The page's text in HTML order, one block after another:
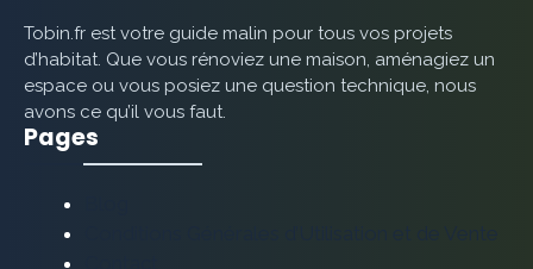
Tobin.fr est votre guide malin pour tous vos projets
d’habitat. Que vous rénoviez une maison, aménagiez un
espace ou vous posiez une question technique, nous
avons ce qu’il vous faut.
Pages